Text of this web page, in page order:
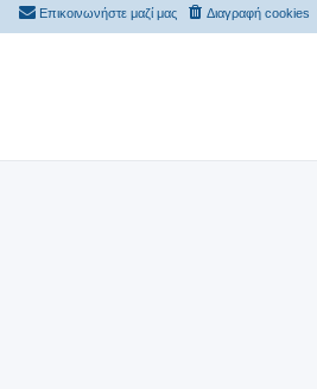
Διαγραφή cookies
Επικοινωνήστε μαζί μας